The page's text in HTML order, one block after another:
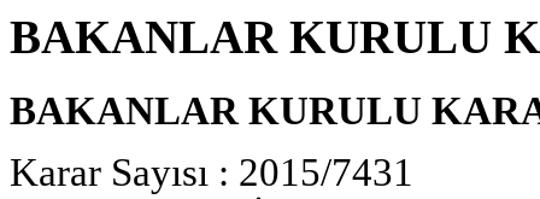
BAKANLAR KURULU
BAKANLAR KURULU
Karar Sayısı : 2015/7431